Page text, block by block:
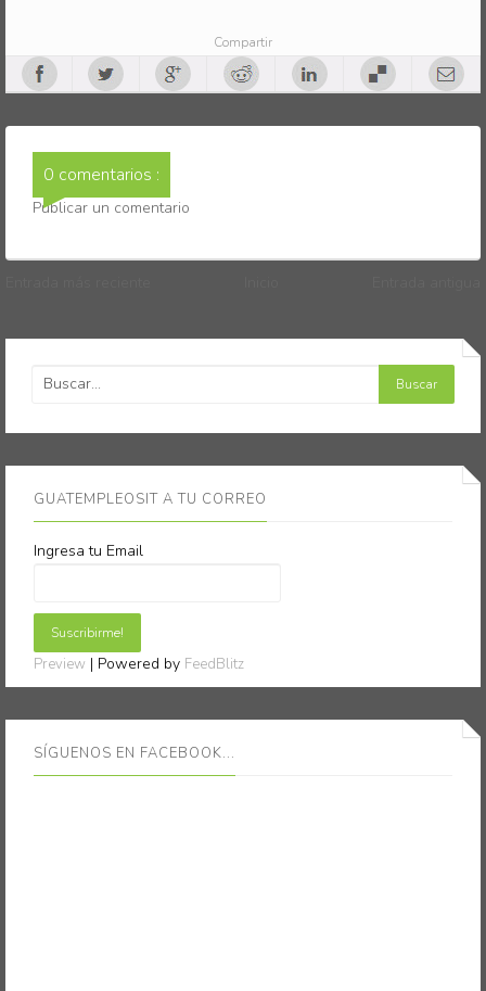
Compartir
0 comentarios :
Publicar un comentario
GUATEMPLEOSIT A TU CORREO
Ingresa tu Email
Preview | Powered by FeedBlitz
SÍGUENOS EN FACEBOOK...